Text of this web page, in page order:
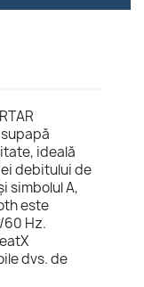
ideală
debitului de
simbolul A,
este
60 Hz.
dvs. de